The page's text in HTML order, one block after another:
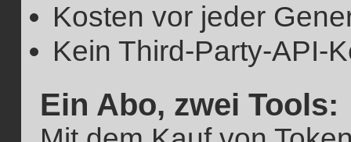
Kosten vor jeder
Kein Third-Party-API-
Ein Abo, zwei Tools: